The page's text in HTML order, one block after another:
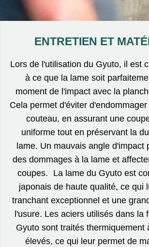
ENTRETIEN ET
Lors de l'utilisation du Gyuto, il est
à ce que la lame soit
moment de l'impact avec la
Cela permet d'éviter
couteau, en assurant une
uniforme tout en préservant la
lame. Un mauvais angle d'impact
des dommages à la lame et
coupes. La lame du Gyuto est
japonais de haute qualité, ce qui
tranchant exceptionnel et une
l'usure. Les aciers utilisés dans la
Gyuto sont traités thermiquement
élevés, ce qui leur permet de